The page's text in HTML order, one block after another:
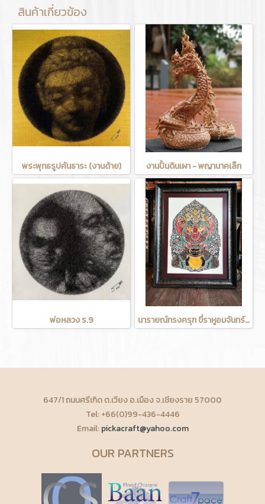
สินค้าเกี่ยวข้อง
พระพุทธรูปคันธาระ (งานด้าย) งานปั้นดินเผา - พญานาคเล็ก
พ่อหลวง ร.9 นารายณ์ทรงครุฑ ขี่ราหูอมจันทร์ (งานแกะหนังวัว)
647/1 ถนนศรีเกิด ต.เวียง อ.เมือง จ.เชียงราย 57000
Tel: +66(0)99-436-4446
Email:pickacraft@yahoo.com
OUR PARTNERS